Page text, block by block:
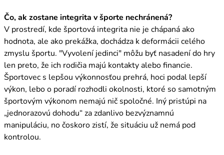
Čo, ak zostane integrita v športe nechránená?
V prostredí, kde športová integrita nie je chápaná ako
hodnota, ale ako prekážka, dochádza k deformácii celého
zmyslu športu. "Vyvolení jedinci" môžu byť nasadení do hry
len preto, že ich rodičia majú kontakty alebo financie.
Športovec s lepšou výkonnosťou prehrá, hoci podal lepší
výkon, lebo o poradí rozhodli okolnosti, ktoré so samotným
športovým výkonom nemajú nič spoločné. Iný pristúpi na
„jednorazovú dohodu“ za zdanlivo bezvýznamnú
manipuláciu, no čoskoro zistí, že situáciu už nemá pod
kontrolou.